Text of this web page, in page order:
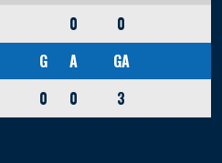
0
0
G A
GA
0 0 3